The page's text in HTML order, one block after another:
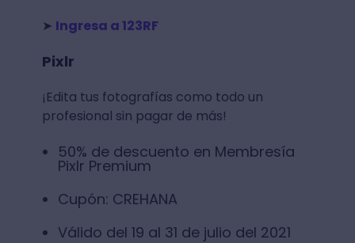
➤ Ingresa a 123RF
Pixlr
¡Edita tus fotografías como todo un
profesional sin pagar de más!
50% de descuento en Membresía
Pixlr Premium
Cupón: CREHANA
Válido del 19 al 31 de julio del 2021